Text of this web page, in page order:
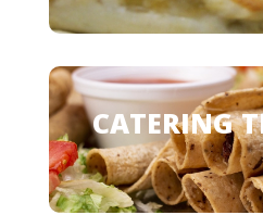
CATERING